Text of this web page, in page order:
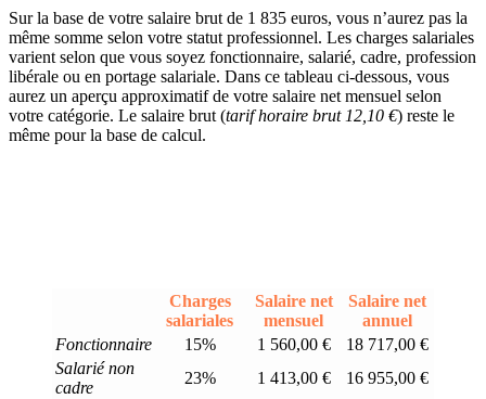
Sur la base de votre salaire brut de 1 835 euros, vous n’aurez pas la
même somme selon votre statut professionnel. Les charges salariales
varient selon que vous soyez fonctionnaire, salarié, cadre, profession
libérale ou en portage salariale. Dans ce tableau ci-dessous, vous
aurez un aperçu approximatif de votre salaire net mensuel selon
votre catégorie. Le salaire brut (tarif horaire brut 12,10 €) reste le
même pour la base de calcul.
Charges
salariales
Salaire net
mensuel
Salaire net
annuel
Fonctionnaire
15% 1 560,00 €
18 717,00 €
Salarié non
cadre
23% 1 413,00 €
16 955,00 €